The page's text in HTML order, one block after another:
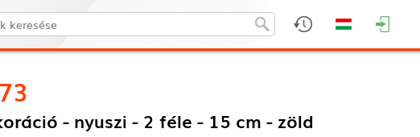
- nyuszi - 2 féle - 15 cm - zöld